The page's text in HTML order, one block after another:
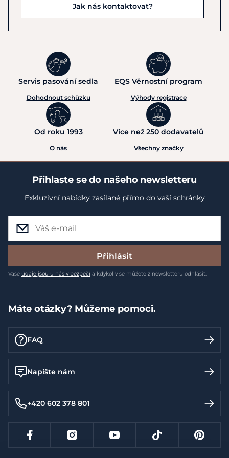
Jak nás kontaktovat?
Servis pasování sedla
Dohodnout schůzku
EQS Věrnostní program
Výhody registrace
Od roku 1993
O nás
Více než 250 dodavatelů
Všechny značky
Přihlaste se do našeho newsletteru
Exkluzivní nabídky zasílané přímo do vaší schránky
Přihlásit
Vaše údaje jsou u nás v bezpečí a kdykoliv se můžete z newsletteru odhlásit.
Máte otázky? Můžeme pomoci.
FAQ
Napište nám
+420 602 378 801